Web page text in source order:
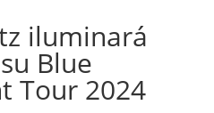
iluminará
Blue
Tour 2024